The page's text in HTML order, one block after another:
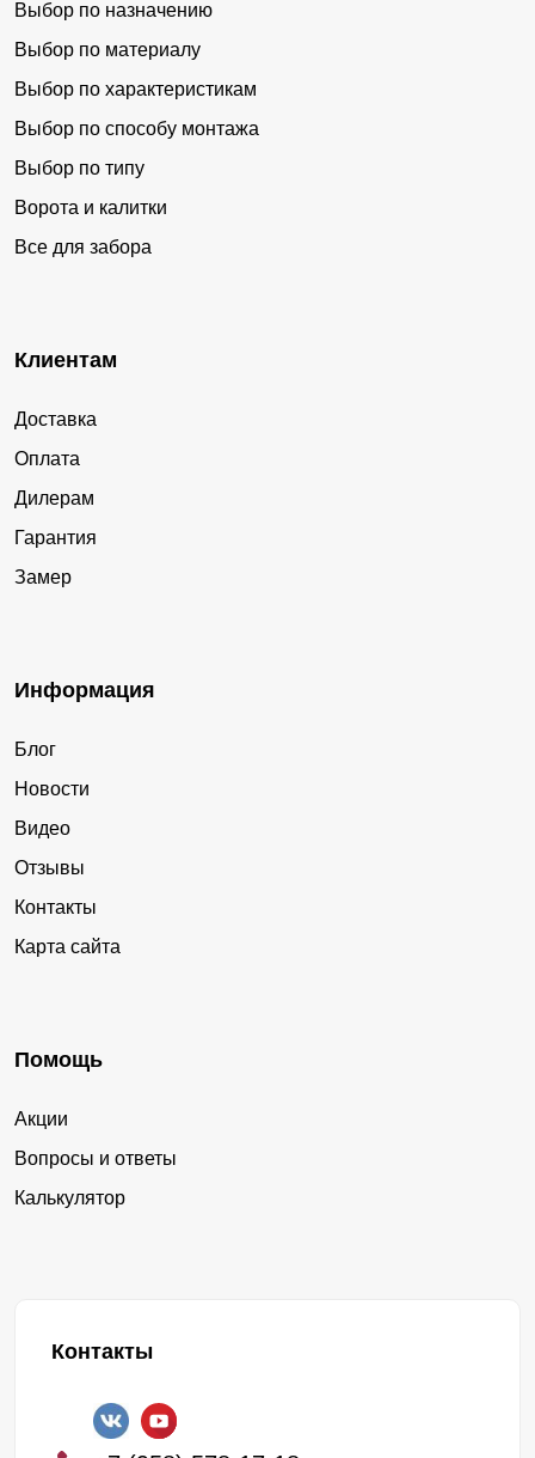
Богатырка
Дубовый Ключ
Линевичи
Николо-Львовское
Элитное
Воздвиженский
Лимичёвка
Выбор по назначению
Выбор по материалу
Выбор по характеристикам
Выбор по способу монтажа
Выбор по типу
Ворота и калитки
Все для забора
Клиентам
Доставка
Оплата
Дилерам
Гарантия
Замер
Информация
Блог
Новости
Видео
Отзывы
Контакты
Карта сайта
Помощь
Акции
Вопросы и ответы
Калькулятор
Контакты